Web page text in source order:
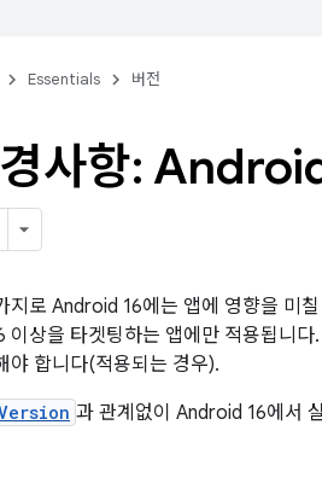
Essentials 버전
사항:
지로 Android 16에는 앱에 영향을 미
이상을 타겟팅하는 앱에만 적용됩니
야 합니다(적용되는 경우).
과 관계없이 Android 16에서